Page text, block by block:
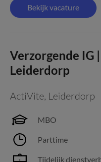
Bekijk vacature
Verzorgende IG
Leiderdorp
ActiVite, Leiderdorp
MBO
Parttime
Tijdelijk